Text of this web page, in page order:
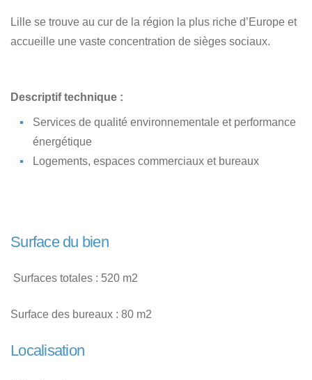
Lille se trouve au cur de la région la plus riche d’Europe et
accueille une vaste concentration de sièges sociaux.
Descriptif technique :
Services de qualité environnementale et performance
énergétique
Logements, espaces commerciaux et bureaux
Surface du bien
Surfaces totales : 520 m2
Surface des bureaux : 80 m2
Localisation